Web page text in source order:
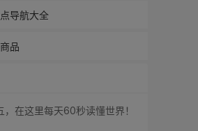
导航大全
品
， 在这里每天60秒读懂世界 ！